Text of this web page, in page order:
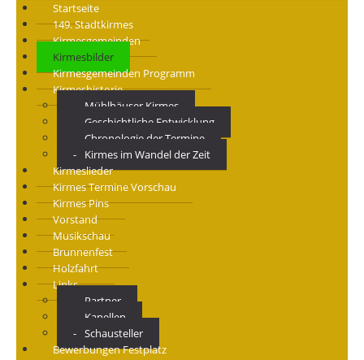
Startseite
149. Stadtkirmes
Kirmesgemeinden
Kirmesbilder
Kirmesgemeinden Programm
Kirmeshistorie
Mühlhäuser Kirmes
Geschichtliche Entwicklung
Chronologie der Termine
Kirmes im Wandel der Zeit
Kirmeslieder
Kirmes Termine Vorschau
Kirmes Pins
Vorstand
Musikschau
Brunnenfest
Holzfahrt
Links
Partner
Kapellen
Schausteller
Bewerbungen Festplatz